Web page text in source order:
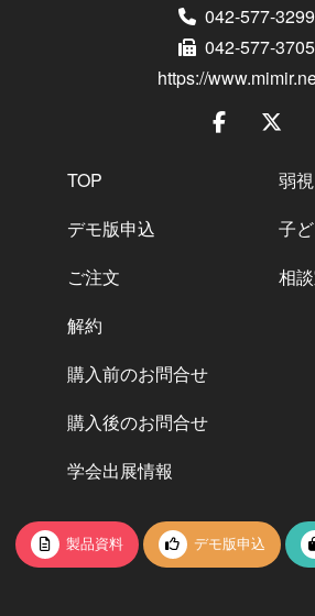
042-577-3299
042-577-3705
https://
TOP
デモ版申込
ご注文
解約
購入前のお問合せ
購入後のお問合せ
学会出展情報
弱
子
相
製品資料 デモ版申込